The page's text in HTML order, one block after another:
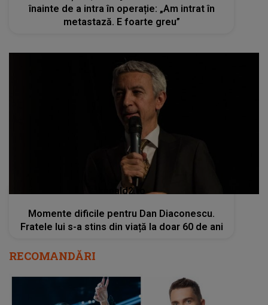
înainte de a intra în operație: „Am intrat în
metastază. E foarte greu”
kanald2.ro
Momente dificile pentru Dan Diaconescu.
Fratele lui s-a stins din viață la doar 60 de ani
RECOMANDĂRI